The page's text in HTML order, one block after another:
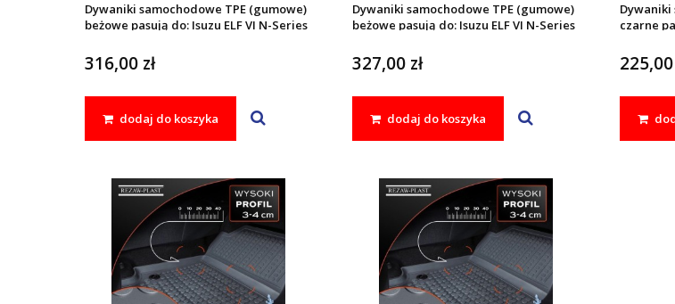
Dywaniki samochodowe TPE (gumowe)
beżowe pasują do: Isuzu ELF VI N-Series
316,00 zł
dodaj do koszyka
Dywaniki samochodowe TPE (gumowe)
beżowe pasują do: Isuzu ELF VI N-Series
327,00 zł
dodaj do koszyka
Dywaniki
czarne
225,00